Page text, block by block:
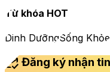
Từ khóa HOT
Dinh DưỡngSống Khỏe
mark_email_read Đăng ký nhận tin